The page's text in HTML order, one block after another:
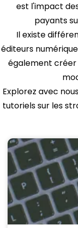
est l'impact
payants
Il existe
éditeurs
également créer
Explorez avec
tutoriels sur les